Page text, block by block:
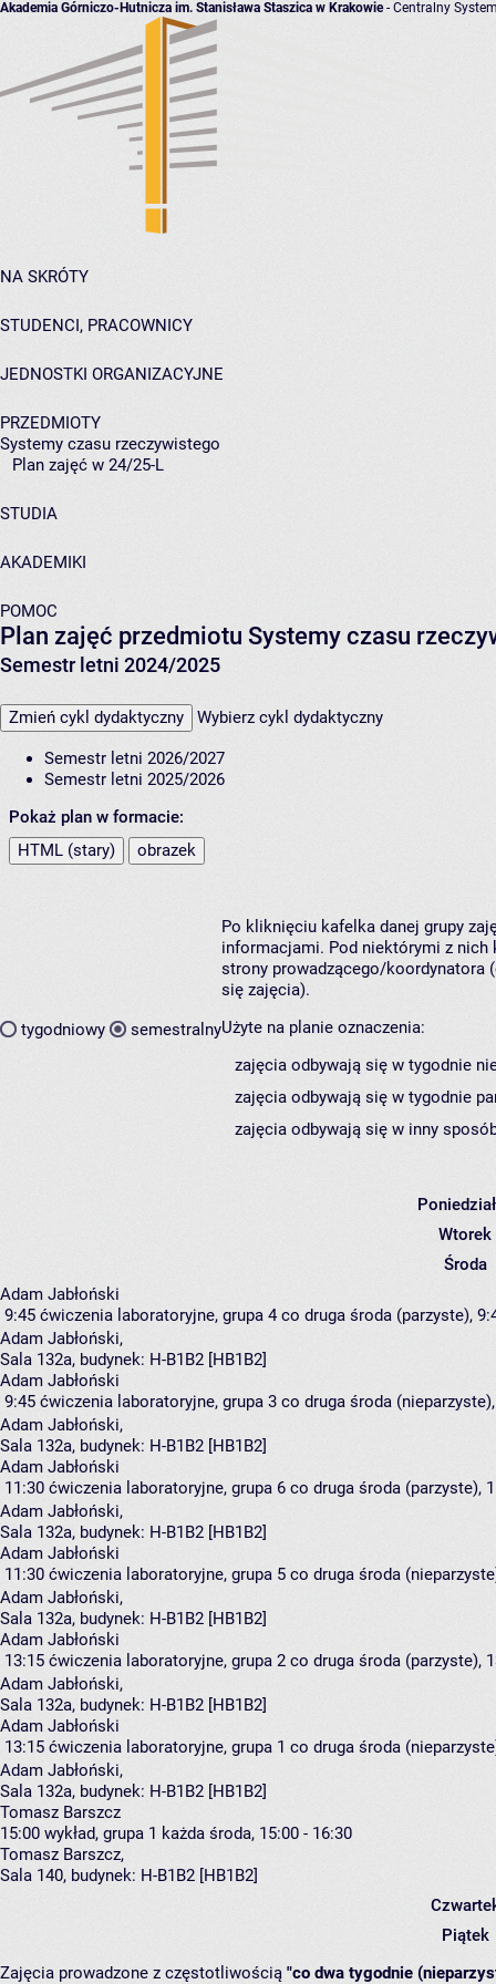
Akademia Górniczo-Hutnicza im. Stanisława Staszica w Krakowie- Centralny
NA SKRÓTY
STUDENCI, PRACOWNICY
JEDNOSTKI ORGANIZACYJNE
PRZEDMIOTY
Systemy czasu rzeczywistego
Plan zajęć w 24/25-L
STUDIA
AKADEMIKI
POMOC
Plan zajęć przedmiotu Systemy czasu
Semestr letni 2024/2025
Zmień cykl dydaktyczny Wybierz cykl dydaktyczny
Semestr letni 2026/2027
Semestr letni 2025/2026
Pokaż plan w formacie:
HTML (stary)
obrazek
tygodniowy semestralny
Po kliknięciu kafelka danej grupy
informacjami. Pod niektórymi z nich
strony prowadzącego/koordynatora
się zajęcia).
Użyte na planie oznaczenia:
zajęcia odbywają się w tygodnie
zajęcia odbywają się w tygodnie
zajęcia odbywają się w inny
Wtorek
Środa
Adam Jabłoński
9:45 ćwiczenia laboratoryjne, grupa 4 co druga środa (parzyste),
Adam Jabłoński,
Sala 132a, budynek: H-B1B2 [HB1B2]
Adam Jabłoński
9:45 ćwiczenia laboratoryjne, grupa 3 co druga środa
Adam Jabłoński,
Sala 132a, budynek: H-B1B2 [HB1B2]
Adam Jabłoński
11:30 ćwiczenia laboratoryjne, grupa 6 co druga środa (parzyste),
Adam Jabłoński,
Sala 132a, budynek: H-B1B2 [HB1B2]
Adam Jabłoński
11:30 ćwiczenia laboratoryjne, grupa 5 co druga środa
Adam Jabłoński,
Sala 132a, budynek: H-B1B2 [HB1B2]
Adam Jabłoński
13:15 ćwiczenia laboratoryjne, grupa 2 co druga środa (parzyste),
Adam Jabłoński,
Sala 132a, budynek: H-B1B2 [HB1B2]
Adam Jabłoński
13:15 ćwiczenia laboratoryjne, grupa 1 co druga środa
Adam Jabłoński,
Sala 132a, budynek: H-B1B2 [HB1B2]
Tomasz Barszcz
15:00 wykład, grupa 1 każda środa, 15:00 - 16:30
Tomasz Barszcz,
Sala 140, budynek: H-B1B2 [HB1B2]
Piątek
Zajęcia prowadzone z częstotliwością "co dwa tygodnie